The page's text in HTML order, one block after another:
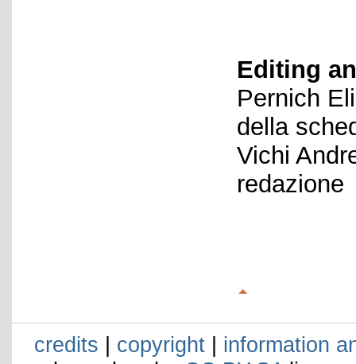
Editing
Pernich
della
Vichi
redazione
credits | copyright | information